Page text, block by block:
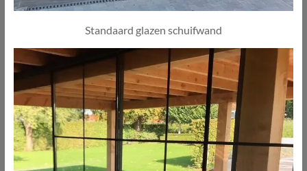
Standaard glazen schuifwand